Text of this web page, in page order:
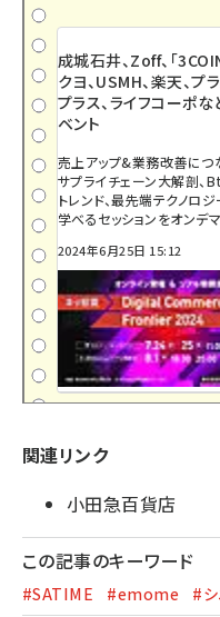
成城石井、Zoff、「
クヨ、USMH、楽天、プ
プラス、ライフコーポ
ベント
売上アップ&業務改善につ
サプライチェーン大解剖、
トレンド、最先端テクノロ
学べるセッションをオンデ
2024年6月25日 15:12
関連リンク
小田急百貨店
この記事のキーワード
#SATIME #emome #